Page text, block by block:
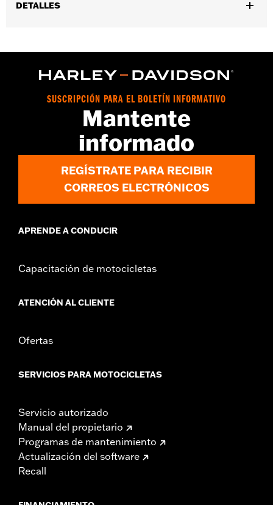
DETALLES
vinRequerido: false
d.com/warrantypara más información
SUSCRIPCIÓN PARA EL BOLETÍN INFORMATIVO
Mantente
informado
REGÍSTRATE PARA RECIBIR
CORREOS ELECTRÓNICOS
APRENDE A CONDUCIR
Capacitación de motocicletas
ATENCIÓN AL CLIENTE
Ofertas
SERVICIOS PARA MOTOCICLETAS
Servicio autorizado
Manual del propietario
Programas de mantenimiento
Actualización del software
Recall